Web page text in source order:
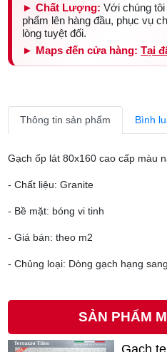
► Chất Lượng: Với chúng
phẩm lên hàng đầu, phục vụ
lòng tuyệt đối.
► Maps đến cửa hàng: Tại
Thông tin sản phẩm Bình
Gạch ốp lát 80x160 cao cấp màu
- Chất liệu: Granite
- Bề mặt: bóng vi tinh
- Giá bán: theo m2
- Chủng loại: Dòng gạch hạng sang
SẢN PHẨM
Gạch